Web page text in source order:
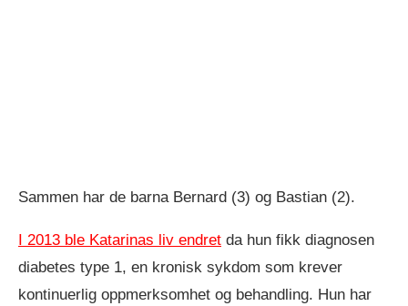
Sammen har de barna Bernard (3) og Bastian (2).
I 2013 ble Katarinas liv endret da hun fikk diagnosen
diabetes type 1, en kronisk sykdom som krever
kontinuerlig oppmerksomhet og behandling. Hun har